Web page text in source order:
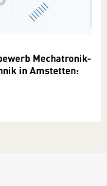
Mechatronik-
in Amstetten: